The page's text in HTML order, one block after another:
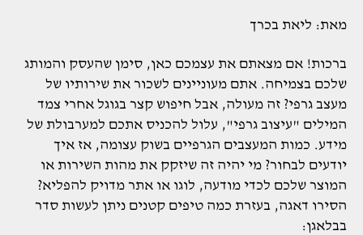
מאת: ליאת בכרך
ברכות! אם מצאתם את עצמכם כאן, סימן שהעסק והמותג
שלכם בצמיחה. אתם מעוניינים לשכור את שירותיו של
מעצב גרפי? זה מעולה, אבל חיפוש קצר בגוגל אחרי צמד
המילים "עיצוב גרפי", עלול להכניס אתכם למערבולת של
מידע. כמות המעצבים הגרפיים בשוק עצומה, אז איך
יודעים לבחור? מי יהיה זה שיזקק את מהות השירות או
המוצר שלכם לכדי מודעה, לוגו או אתר מדויק להפליא?
הסירו דאגה, בעזרת כמה טיפים קטנים ניתן לעשות סדר
בבלאגן: